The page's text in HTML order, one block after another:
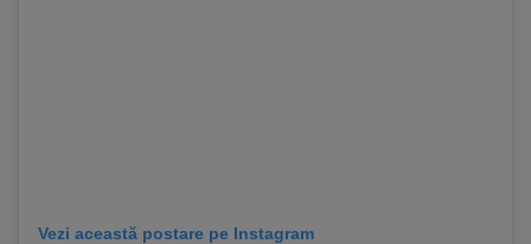
Vezi această postare pe Instagram